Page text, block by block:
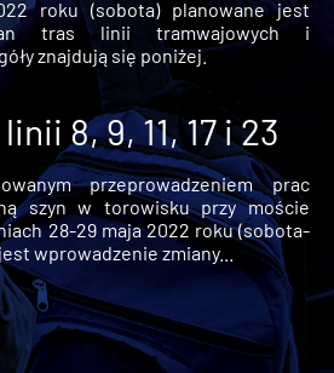
roku (sobota) planowane jest
tras linii tramwajowych i
znajdują się poniżej.
8, 9, 11, 17 i 23
przeprowadzeniem prac
szyn w torowisku przy moście
28-29 maja 2022 roku (sobota-
wprowadzenie zmiany...